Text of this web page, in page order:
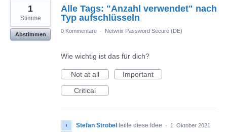
Alle Tags: "Anzahl verwendet" nach
Typ aufschlüsseln
1
Stimme
Abstimmen
0 Kommentare · Netwrix Password Secure (DE)
Wie wichtig ist das für dich?
Not at all
Important
Critical
Stefan Strobel teilte diese Idee · 1. Oktober 2021